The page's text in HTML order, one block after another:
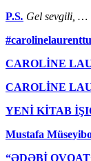
P.S. Gel sevgili, …
CAROLİNE
CAROLİNE
YENİ KİTAB
Mustafa
“ƏDƏBİ